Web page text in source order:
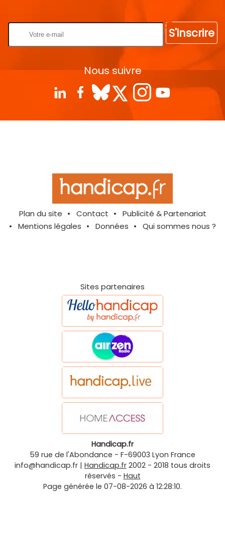
S'inscrire
Nous suivre
Plan du site Contact
Publicité & Partenariat
Mentions légales
Données Qui sommes nous ?
Sites partenaires
Handicap.fr
59 rue de l'Abondance - F-69003 Lyon France
info@handicap.fr | Handicap.fr 2002 - 2018 tous droits
réservés - Haut
Page générée le 07-08-2026 à 12:28:10.